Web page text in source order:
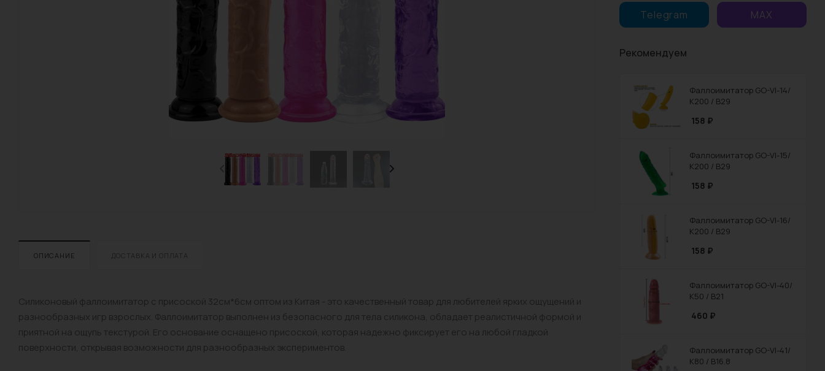
ОПИСАНИЕ ДОСТАВКА И ОПЛАТА
Силиконовый фаллоимитатор с присоской 32см*6см оптом из Китая - это качественный товар для любителей ярких ощущений и
разнообразных игр взрослых. Фаллоимитатор выполнен из безопасного для тела силикона, обладает реалистичной формой и
приятной на ощупь текстурой. Его основание оснащено присоской, которая надежно фиксирует его на любой гладкой
поверхности, открывая возможности для разнообразных экспериментов.
Telegram MAX
Рекомендуем
Фаллоимитатор GO-VI-14/
К200 / В29
158 ₽
Фаллоимитатор GO-VI-15/
К200 / В29
158 ₽
Фаллоимитатор GO-VI-16/
К200 / В29
158 ₽
Фаллоимитатор GO-VI-40/
К50 / В21
460 ₽
Фаллоимитатор GO-VI-41/
К80 / В16.8